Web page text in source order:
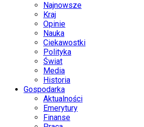
Najnowsze
Kraj
Opinie
Nauka
Ciekawostki
Polityka
Świat
Media
Historia
Gospodarka
Aktualności
Emerytury
Finanse